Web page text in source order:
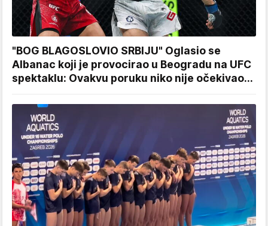
"BOG BLAGOSLOVIO SRBIJU" Oglasio se
Albanac koji je provocirao u Beogradu na UFC
spektaklu: Ovakvu poruku niko nije očekivao...